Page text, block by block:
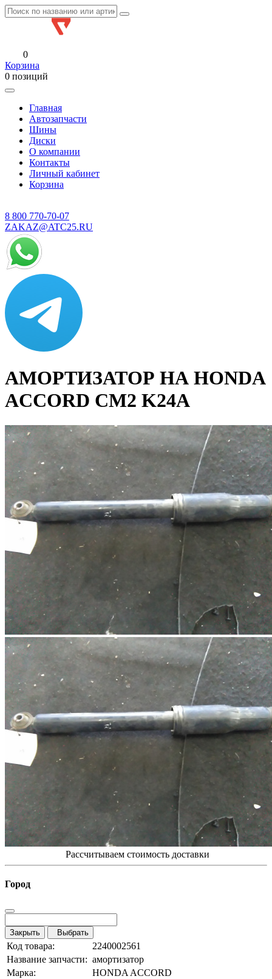
0
Корзина
0 позиций
Главная
Автозапчасти
Шины
Диски
О компании
Контакты
Личный кабинет
Корзина
8 800 770-70-07
ZAKAZ@ATC25.RU
АМОРТИЗАТОР НА HONDA
ACCORD CM2 K24A
Рассчитываем стоимость доставки
Город
Закрыть Выбрать
Код товара:
2240002561
Название запчасти: амортизатор
Марка:
HONDA ACCORD